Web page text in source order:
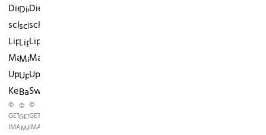
Die
schönsten
Lippen-
Make
UpsMiranda
Kerr
©
GETTY
IMAGES
Die
schönsten
Lippen-
Make
UpsElizabeth
Banks
©
GETTY
IMAGES
Die
schönsten
Lippen-
Make
UpsCandice
Swanepoel
©
GETTY
IMAGES